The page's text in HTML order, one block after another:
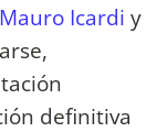
Mauro Icardi y
definitiva